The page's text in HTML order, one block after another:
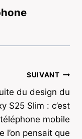
SUIVANT
du design du
S25 Slim : c’est
mobile
l’on pensait que